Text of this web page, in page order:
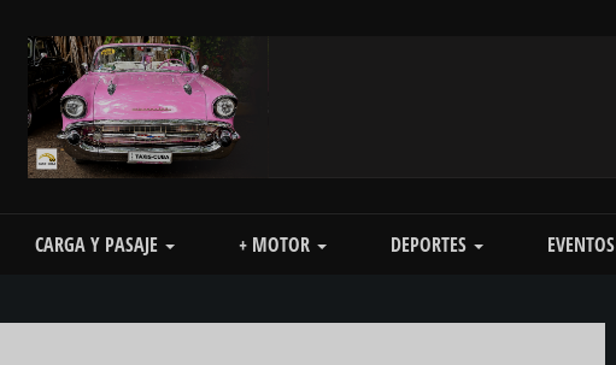
CARGA Y PASAJE + MOTOR DEPORTES EVENTOS